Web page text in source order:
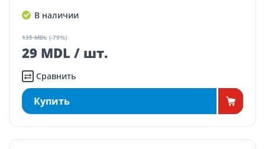
В наличии
135 MDL (-79%)
29 MDL / шт.
Сравнить
Купить